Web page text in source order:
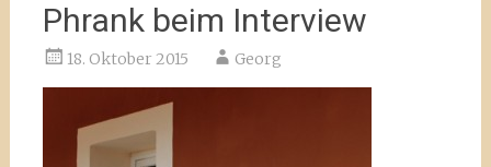
Phrank beim Interview
18. Oktober 2015 Georg